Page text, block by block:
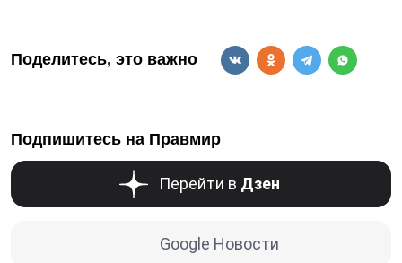
Поделитесь, это важно
Подпишитесь на Правмир
Перейти в Дзен
Google Новости